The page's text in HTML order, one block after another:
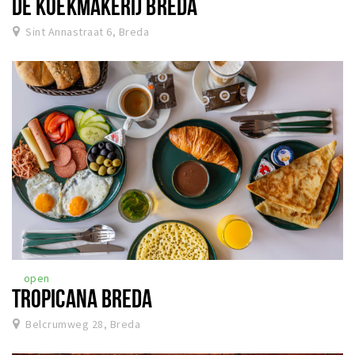
DE KOEKMAKERIJ BREDA
Sint Annastraat 6, Breda
open
TROPICANA BREDA
Belcrumweg 28, Breda